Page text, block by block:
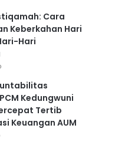
Cara
Keberkahan Hari
Hari
Kedungwuni
Tertib
Keuangan AUM